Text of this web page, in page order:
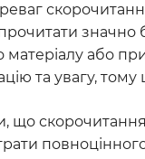
або
та увагу,
що